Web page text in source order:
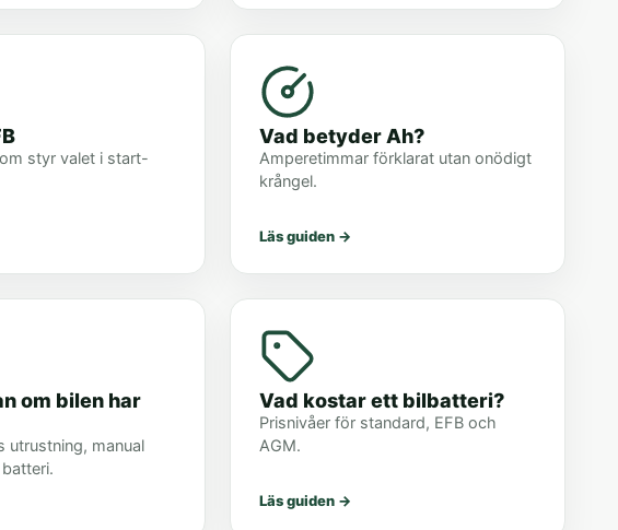
styr valet i start-
Vad betyder Ah?
Amperetimmar förklarat utan onödigt
krångel.
Läs guiden →
om bilen har
utrustning, manual
Vad kostar ett bilbatteri?
Prisnivåer för standard, EFB och
AGM.
Läs guiden →